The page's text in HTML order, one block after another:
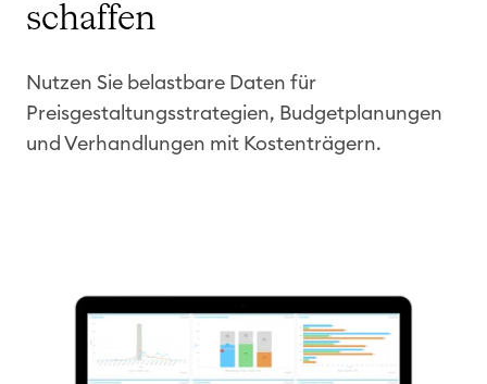
schaffen
Nutzen Sie belastbare Daten für
Preisgestaltungsstrategien, Budgetplanungen
und Verhandlungen mit Kostenträgern.